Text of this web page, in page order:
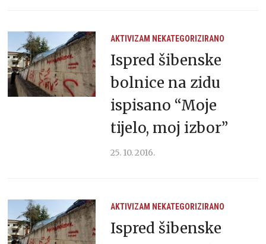
AKTIVIZAM NEKATEGORIZIRANO
Ispred šibenske
bolnice na zidu
ispisano “Moje
tijelo, moj izbor”
25. 10. 2016.
AKTIVIZAM NEKATEGORIZIRANO
Ispred šibenske